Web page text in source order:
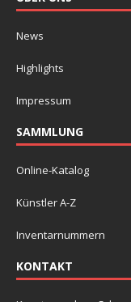
News
Highlights
Impressum
SAMMLUNG
Online-Katalog
Künstler A-Z
Inventarnummern
KONTAKT